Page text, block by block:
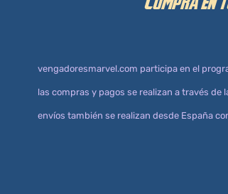
Compra en
vengadoresmarvel.com participa en el
las compras y pagos se realizan a través
envíos también se realizan desde España